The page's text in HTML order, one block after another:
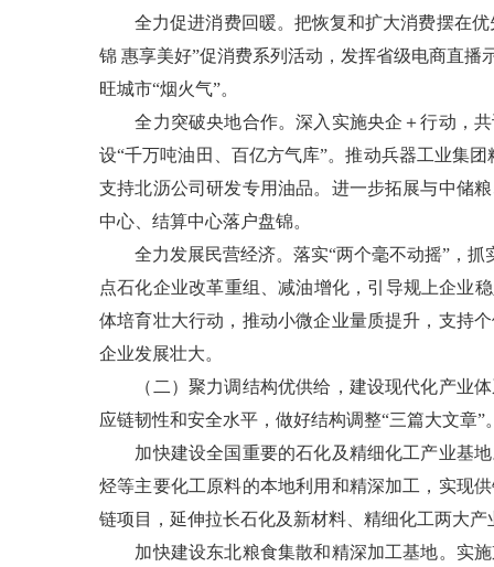
全力促进消费回暖。把恢复和扩大消费摆在优
锦 惠享美好”促消费系列活动，发挥省级电商直
旺城市“烟火气”。
全力突破央地合作。深入实施央企＋行动，共
设“千万吨油田、百亿方气库”。推动兵器工业集
支持北沥公司研发专用油品。进一步拓展与中储
中心、结算中心落户盘锦。
全力发展民营经济。落实“两个毫不动摇”，抓
点石化企业改革重组、减油增化，引导规上企业
体培育壮大行动，推动小微企业量质提升，支持
企业发展壮大。
（二）聚力调结构优供给，建设现代化产业体
应链韧性和安全水平，做好结构调整“三篇大文章”
加快建设全国重要的石化及精细化工产业基地
烃等主要化工原料的本地利用和精深加工，实现
链项目，延伸拉长石化及新材料、精细化工两大
加快建设东北粮食集散和精深加工基地。实施